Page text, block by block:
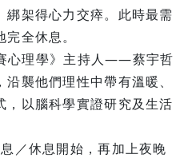
架得心力交瘁。此時最需
全休息。
心理學》主持人——蔡宇哲
襲他們理性中帶有溫暖、
以腦科學實證研究及生活
／休息開始，再加上夜晚